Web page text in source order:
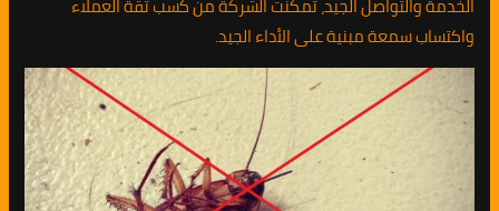
الخدمة والتواصل الجيد، تمكّنت الشركة من كسب ثقة العملاء
واكتساب سمعة مبنية على الأداء الجيد.